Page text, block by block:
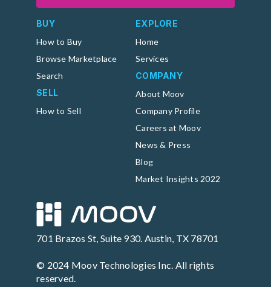
701 Brazos St, Suite 930. Austin, TX 78701
© 2024 Moov Technologies Inc. All rights
reserved.
BUY
How to Buy
Browse Marketplace
Search
SELL
How to Sell
EXPLORE
Home
Services
COMPANY
About Moov
Company Profile
Careers at Moov
News & Press
Blog
Market Insights 2022